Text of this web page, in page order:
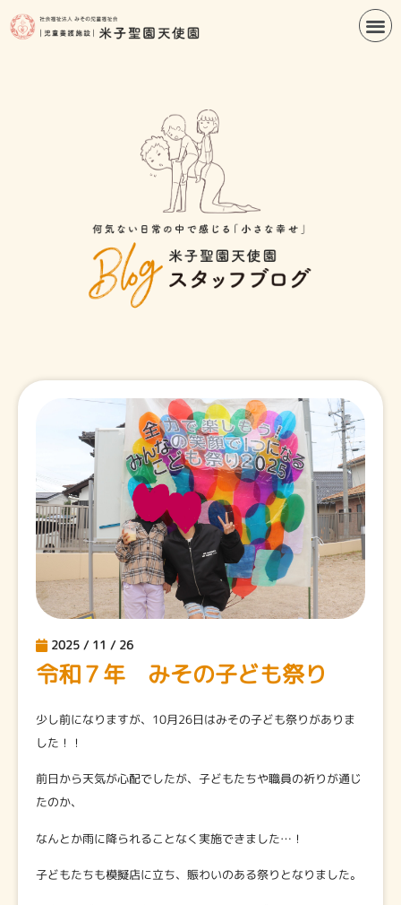
2025 / 11 / 26
令和７年 みその子ども祭り
少し前になりますが、10月26日はみその子ども祭りがありま
した！！
前日から天気が心配でしたが、子どもたちや職員の祈りが通じ
たのか、
なんとか雨に降られることなく実施できました…！
子どもたちも模擬店に立ち、賑わいのある祭りとなりました。